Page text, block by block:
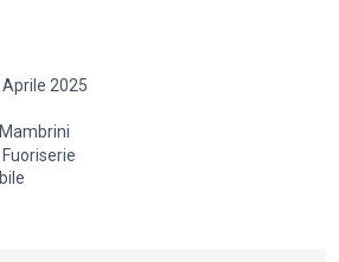
della Parigi che resiste:
pagine forse per la prima volta
meticolosità e precisione
delle illustrazioni di Dominique
con la S maiuscola in prima
Aprile 2025